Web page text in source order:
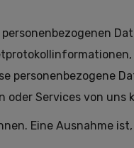
personenbezogene
oder Services von uns
Eine Ausnahme